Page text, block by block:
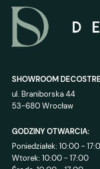
SHOWROOM
ul. Braniborska 44
53-680 Wrocław
GODZINY OTWARCIA:
Poniedziałek: 10:00 -
Wtorek: 10:00 - 17:00